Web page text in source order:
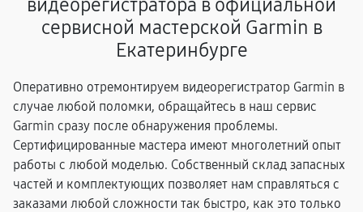
видеорегистратора в официальной
сервисной мастерской Garmin в
Екатеринбурге
Оперативно отремонтируем видеорегистратор Garmin в
случае любой поломки, обращайтесь в наш сервис
Garmin сразу после обнаружения проблемы.
Сертифицированные мастера имеют многолетний опыт
работы с любой моделью. Собственный склад запасных
частей и комплектующих позволяет нам справляться с
заказами любой сложности так быстро, как это только